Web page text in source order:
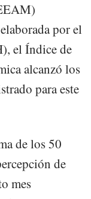
por el
el Índice de
alcanzó los
para este
de los 50
de
mes